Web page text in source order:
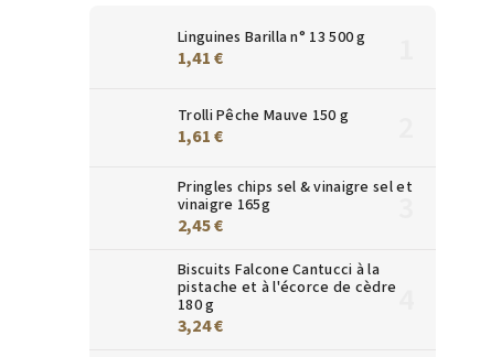
Linguines Barilla n° 13 500 g
1,41 €
Trolli Pêche Mauve 150 g
1,61 €
Pringles chips sel & vinaigre sel et
vinaigre 165g
2,45 €
Biscuits Falcone Cantucci à la
pistache et à l'écorce de cèdre
180 g
3,24 €